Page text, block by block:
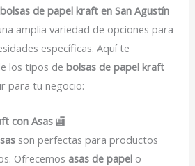
de papel kraft en San Agustín
amplia variedad de opciones para
específicas. Aquí te
los tipos debolsas de papel kraft
para tu negocio:
con Asas 🏬
son perfectas para productos
Ofrecemos asas de papel o